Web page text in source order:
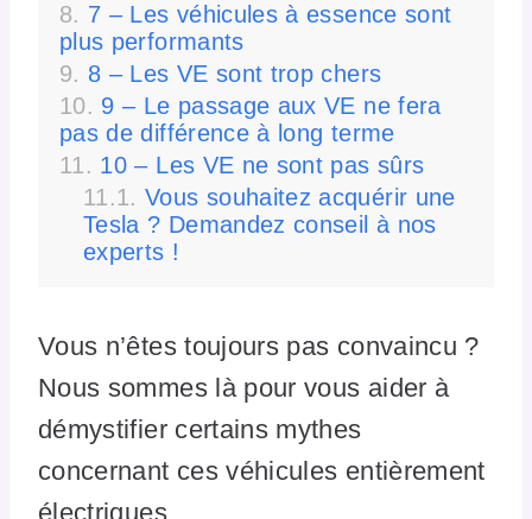
7 – Les véhicules à essence sont
plus performants
8 – Les VE sont trop chers
9 – Le passage aux VE ne fera
pas de différence à long terme
10 – Les VE ne sont pas sûrs
Vous souhaitez acquérir une
Tesla ? Demandez conseil à nos
experts !
Vous n’êtes toujours pas convaincu ?
Nous sommes là pour vous aider à
démystifier certains mythes
concernant ces véhicules entièrement
électriques.